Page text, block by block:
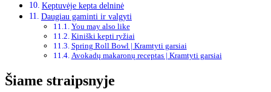
Keptuvėje kepta delninė
Daugiau gaminti ir valgyti
You may also like
Kiniški kepti ryžiai
Spring Roll Bowl | Kramtyti garsiai
Avokadų makaronų receptas | Kramtyti garsiai
Šiame straipsnyje